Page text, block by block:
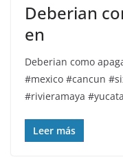
Deberian
en
Deberian como
#mexico #cancun
#rivieramaya
Leer más